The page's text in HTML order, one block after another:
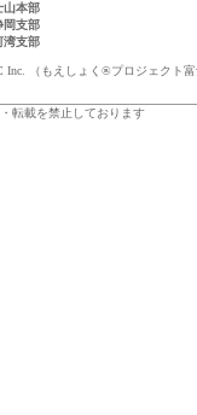
山本部
岡支部
湾支部
（もえしょく®プロジェクト
転載を禁止しております